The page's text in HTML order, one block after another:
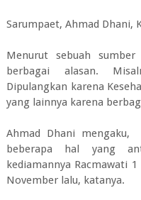
Sarumpaet, Ahmad Dhani,
Menurut sebuah
berbagai alasan.
Dipulangkan karena
yang lainnya karena
Ahmad Dhani
beberapa hal yang
kediamannya Racmawati
November lalu, katanya.